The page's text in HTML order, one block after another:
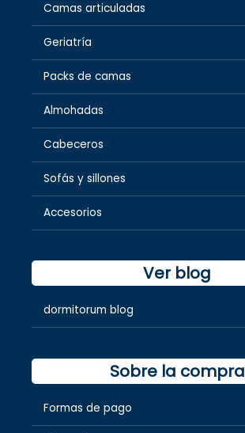
Camas articuladas
Geriatría
Packs de camas
Almohadas
Cabeceros
Sofás y sillones
Accesorios
Ver blog
dormitorum blog
Sobre la compra
Formas de pago